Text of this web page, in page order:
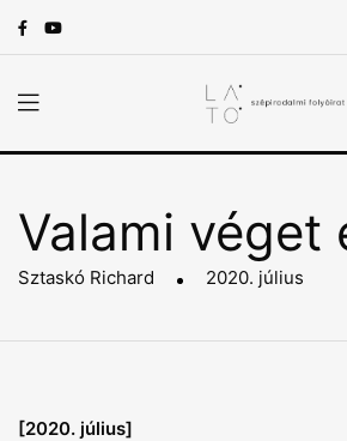
Valami véget
Sztaskó Richard 2020. július
[2020. július]